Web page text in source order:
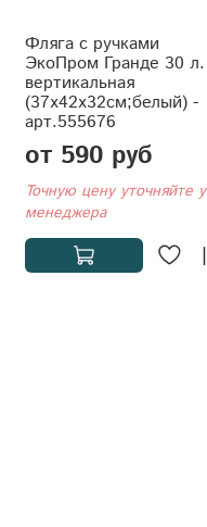
Фляга с ручками
ЭкоПром Гранде 30 л.
вертикальная
(37x42x32см;белый) -
арт.555676
от 590 руб
Точную цену уточняйте у
менеджера